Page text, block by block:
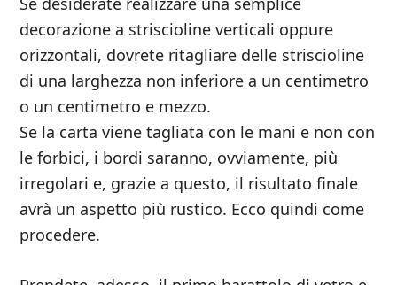
decorazione a striscioline verticali oppure
orizzontali, dovrete ritagliare delle striscioline
di una larghezza non inferiore a un centimetro
o un centimetro e mezzo.
Se la carta viene tagliata con le mani e non con
le forbici, i bordi saranno, ovviamente, più
irregolari e, grazie a questo, il risultato finale
avrà un aspetto più rustico. Ecco quindi come
procedere.